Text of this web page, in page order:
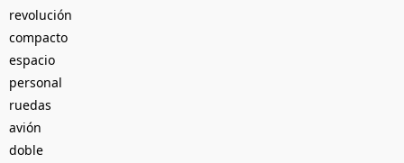
revolución
compacto
espacio
personal
ruedas
avión
doble